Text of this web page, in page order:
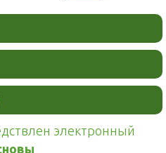
электронный